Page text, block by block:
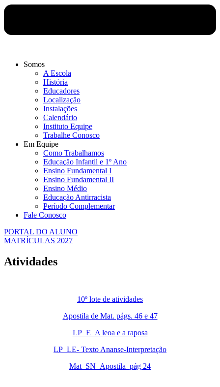
Somos
A Escola
História
Educadores
Localização
Instalações
Calendário
Instituto Equipe
Trabalhe Conosco
Em Equipe
Como Trabalhamos
Educação Infantil e 1º Ano
Ensino Fundamental I
Ensino Fundamental II
Ensino Médio
Educação Antirracista
Período Complementar
Fale Conosco
PORTAL DO ALUNO
MATRÍCULAS 2027
Atividades
10º lote de atividades
Apostila de Mat. págs. 46 e 47
LP_E_A leoa e a raposa
LP_LE- Texto Ananse-Interpretação
Mat_SN_Apostila_pág 24